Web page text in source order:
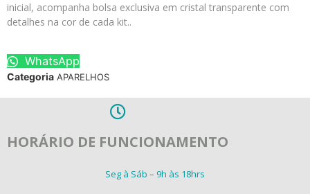
inicial, acompanha bolsa exclusiva em cristal transparente com
detalhes na cor de cada kit..
WhatsApp
Categoria APARELHOS
HORÁRIO DE FUNCIONAMENTO
Seg à Sáb – 9h às 18hrs